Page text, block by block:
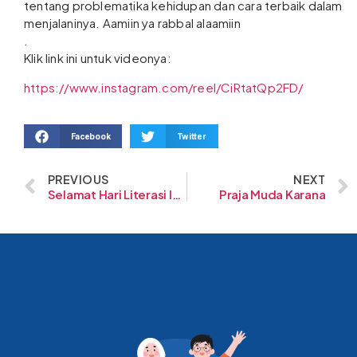
tentang problematika kehidupan dan cara terbaik dalam
menjalaninya. Aamiin ya rabbal alaamiin
Klik link ini untuk videonya:
https://www.instagram.com/reel/CiRtatQp2FD/
Facebook Twitter
PREVIOUS
Selamat Hari Literasi Internasional
NEXT
Praja Muda Karana